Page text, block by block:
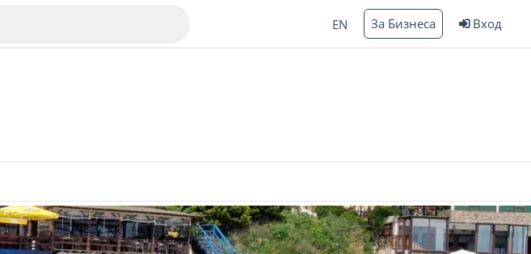
EN За Бизнеса Вход